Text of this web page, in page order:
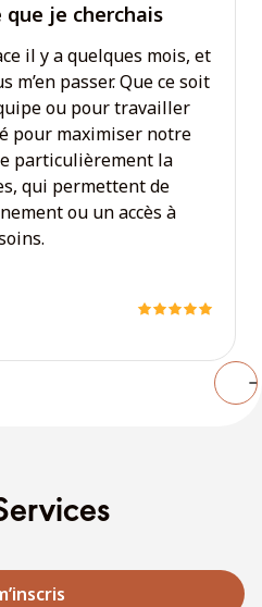
que je cherchais
il y a quelques mois, et
m’en passer. Que ce soit
ou pour travailler
pour maximiser notre
particulièrement la
qui permettent de
ou un accès à